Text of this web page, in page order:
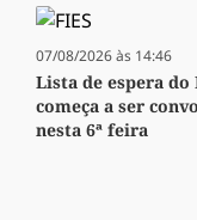
07/08/2026 às 14:46
Lista de espera do
começa a ser
nesta 6ª feira